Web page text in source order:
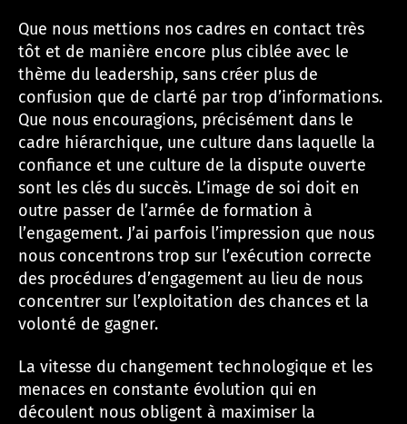
Que nous mettions nos cadres en contact très
tôt et de manière encore plus ciblée avec le
thème du leadership, sans créer plus de
confusion que de clarté par trop d’informations.
Que nous encouragions, précisément dans le
cadre hiérarchique, une culture dans laquelle la
confiance et une culture de la dispute ouverte
sont les clés du succès. L’image de soi doit en
outre passer de l’armée de formation à
l’engagement. J’ai parfois l’impression que nous
nous concentrons trop sur l’exécution correcte
des procédures d’engagement au lieu de nous
concentrer sur l’exploitation des chances et la
volonté de gagner.
La vitesse du changement technologique et les
menaces en constante évolution qui en
découlent nous obligent à maximiser la